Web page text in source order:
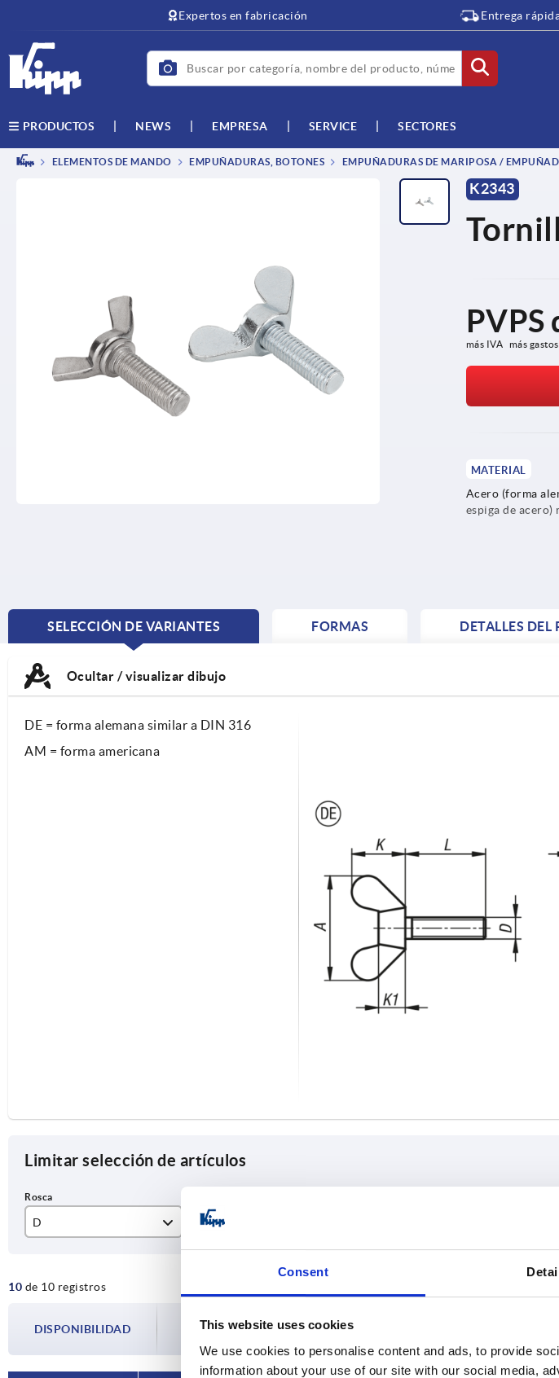
Consent
This website uses cookies
We use cookies to personalise content and ads, to provide
information about your use of our site with our social media,
Expertos en fabricación Entrega
PRODUCTOS NEWS EMPRESA SERVICE SECTORES
ELEMENTOS DE MANDO EMPUÑADURAS, BOTONES EMPUÑADURAS DE MARIPOSA /
K2343
PVPS
más IVA más
MATERIAL
Acero (forma
espiga de acero)
SELECCIÓN DE VARIANTES
CURRENT
FORMAS DETALLES DEL
Ocultar / visualizar dibujo
DE = forma alemana similar a DIN 316
AM = forma americana
Limitar selección de artículos
D
M5
M8
Material del cuerpo de base
16
20
10 de 10 registros
DISPONIBILIDAD
La disponibilidad se actualiza varias veces al día a intervalos regulares. En el último